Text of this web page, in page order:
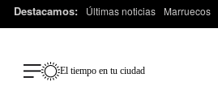
Destacamos: Últimas noticias Marruecos
El tiempo en tu ciudad